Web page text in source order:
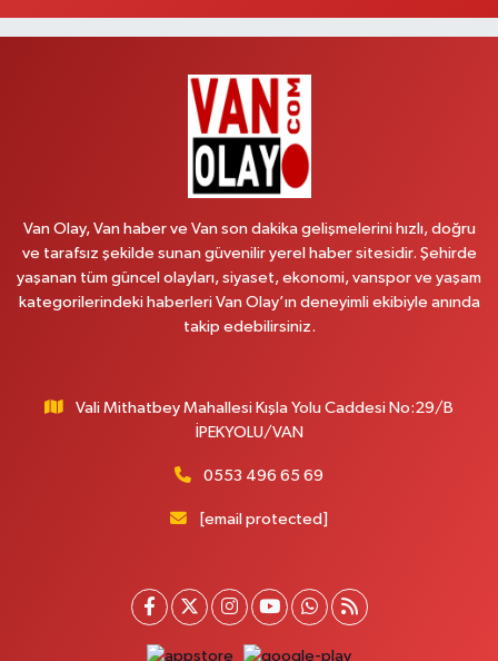
HEKİM HASTANESİ ACİL KARŞISI
Yol Tarifi Al
MAHMUDİYE MAH.ATATÜRK CAD.NO:17B
0 (531) 621 69 65 Yol Tarifi Al
Onay Eczanesi
Yenı Derman Eczanesi
Akdamar Hastanesi Acil yanı. İpekyolu. Hatuniye mahallesi terzioğlu, Eski
Yol Tarifi Al
Hayat Eczanesi
Kışla Mah.Çınarlı Cad.1038 Sk.No:93 3-4
0 (432) 354 37 36 Yol Tarifi Al
Van Olay, Van haber ve Van son dakika gelişmelerini hızlı, doğru
ve tarafsız şekilde sunan güvenilir yerel haber sitesidir. Şehirde
yaşanan tüm güncel olayları, siyaset, ekonomi, vanspor ve yaşam
kategorilerindeki haberleri Van Olay’ın deneyimli ekibiyle anında
takip edebilirsiniz.
Vali Mithatbey Mahallesi Kışla Yolu Caddesi No:29/B
İPEKYOLU/VAN
0553 496 65 69
[email protected]